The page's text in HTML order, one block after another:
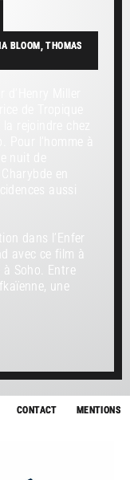
BLOOM, THOMAS
aussi
dans l’Enfer
avec ce film à
Soho. Entre
une
CONTACT MENTIONS